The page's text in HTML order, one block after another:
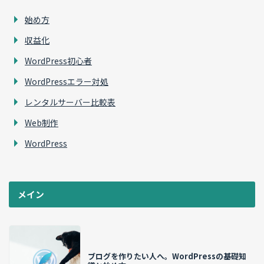
始め方
収益化
WordPress初心者
WordPressエラー対処
レンタルサーバー比較表
Web制作
WordPress
メイン
ブログを作りたい人へ。WordPressの基礎知